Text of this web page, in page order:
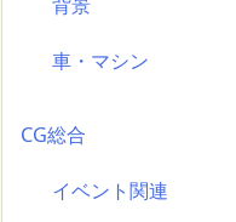
車・マシン
CG総合
イベント関連